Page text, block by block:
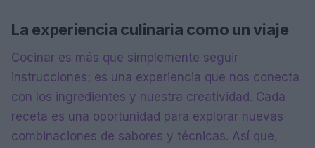
La experiencia culinaria como un viaje
Cocinar es más que simplemente seguir
instrucciones; es una experiencia que nos conecta
con los ingredientes y nuestra creatividad. Cada
receta es una oportunidad para explorar nuevas
combinaciones de sabores y técnicas. Así que,